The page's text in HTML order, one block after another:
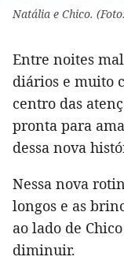
Natália e Chico.
Entre noites
diários e muito
centro das
pronta para
dessa nova
Nessa nova
longos e as
ao lado de
diminuir.